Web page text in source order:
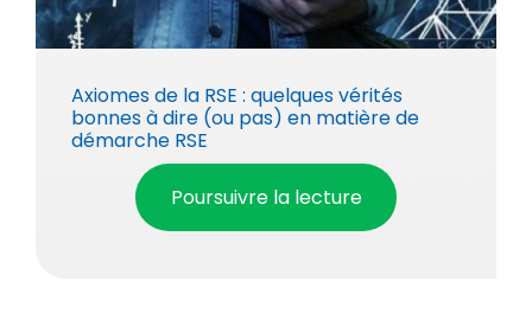
Axiomes de la RSE : quelques vérités
bonnes à dire (ou pas) en matière de
démarche RSE
Poursuivre la lecture